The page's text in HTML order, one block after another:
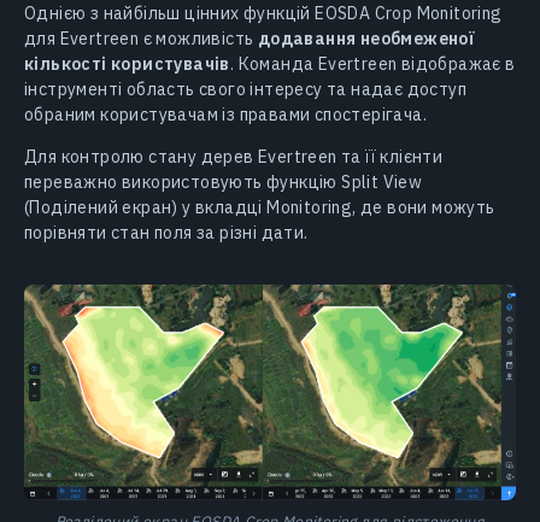
Однією з найбільш цінних функцій EOSDA Crop Monitoring
для Evertreen є можливість додавання необмеженої
кількості користувачів. Команда Evertreen відображає в
інструменті область свого інтересу та надає доступ
обраним користувачам із правами спостерігача.
Для контролю стану дерев Evertreen та її клієнти
переважно використовують функцію Split View
(Поділений екран) у вкладці Monitoring, де вони можуть
порівняти стан поля за різні дати.